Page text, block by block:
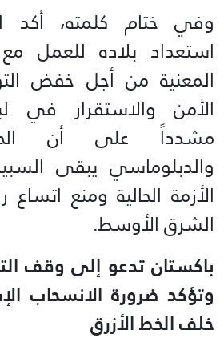
وفي ختام كلمته، أكد
استعداد بلاده للعمل
المعنية من أجل خفض
الأمن والاستقرار في
مشدداً على أن
والدبلوماسي يبقى
الأزمة الحالية ومنع
الشرق الأوسط.
باكستان تدعو إلى وقف
وتؤكد ضرورة الانسحاب
خلف الخط الأزرق